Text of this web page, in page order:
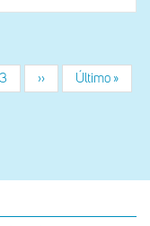
Página
3
Siguiente
página
››
Última
página
Último »